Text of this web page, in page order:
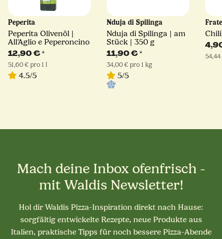
Peperita
Peperita Olivenöl |
All'Aglio e Peperoncino
12,90 €*
51,60 € pro 1 l
4.5/5
Nduja di Spilinga
Nduja di Spilinga | am
Stück | 350 g
11,90 €*
34,00 € pro 1 kg
5/5
54,44
Mach deine Inbox ofenfrisch -
mit Waldis Newsletter!
Hol dir Waldis Pizza-Inspiration direkt nach Hause:
sorgfältig entwickelte Rezepte, neue Produkte aus
Italien, praktische Tipps für noch bessere Pizza-Abende